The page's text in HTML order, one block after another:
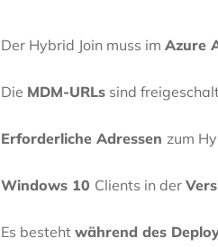
Der Hybrid Join muss im Azure
Die MDM-URLs sind
Erforderliche Adressen zum
Windows 10 Clients in der
Es besteht während des